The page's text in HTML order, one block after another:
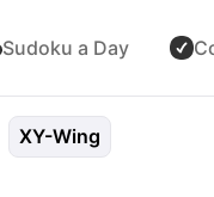
Sudoku a Day
XY-Wing